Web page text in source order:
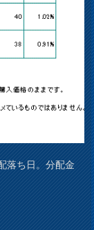
落ち日。分配金